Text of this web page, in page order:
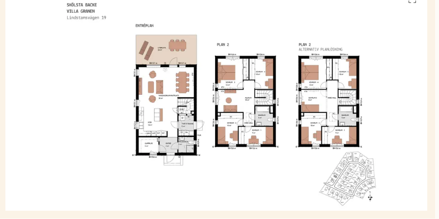
i JMs originalinredning. Förvaring i kommod.
mot tomtgräns samt en uteplats med trädäck i
Perfekt för födelsedagsfiranden, en avslappnad kväll
ingår. Asfalterad uppfart och marksten framför entréer. Som
för elbil.
3-stav som bryter av fint mot fönsterbänkar i grå kalksten.
via avtal som tecknas av dig som kund.